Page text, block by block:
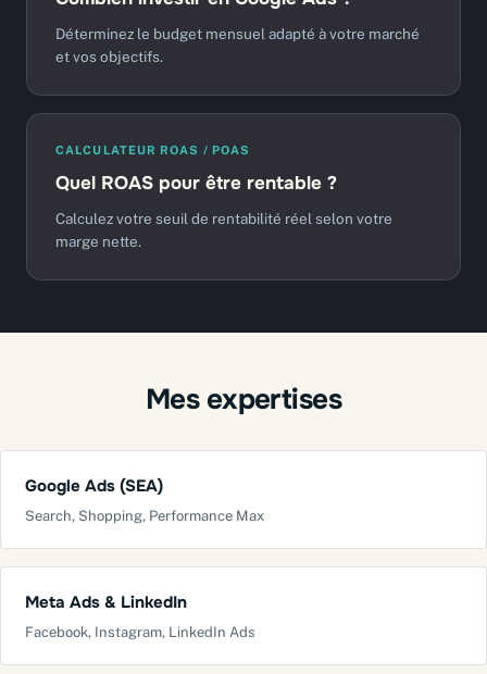
Déterminez le budget mensuel adapté à votre marché
et vos objectifs.
CALCULATEUR ROAS / POAS
Quel ROAS pour être rentable ?
Calculez votre seuil de rentabilité réel selon votre
marge nette.
Mes expertises
Google Ads (SEA)
Search, Shopping, Performance Max
Meta Ads & LinkedIn
Facebook, Instagram, LinkedIn Ads